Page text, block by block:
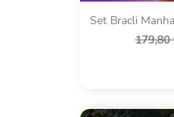
Set Bracli
179,80